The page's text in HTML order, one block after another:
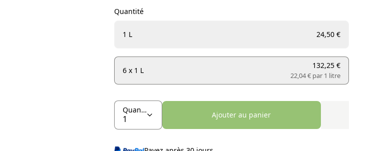
Quantité
1 L 24,50 €
6 x 1 L
132,25 €
22,04 € par1 litre
Quantité
Ajouter au panier